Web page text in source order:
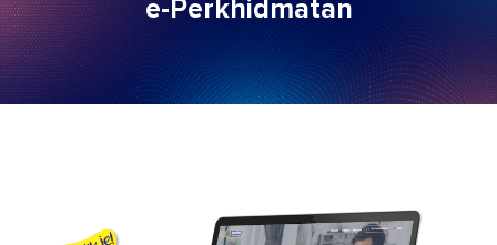
e-Perkhidmatan